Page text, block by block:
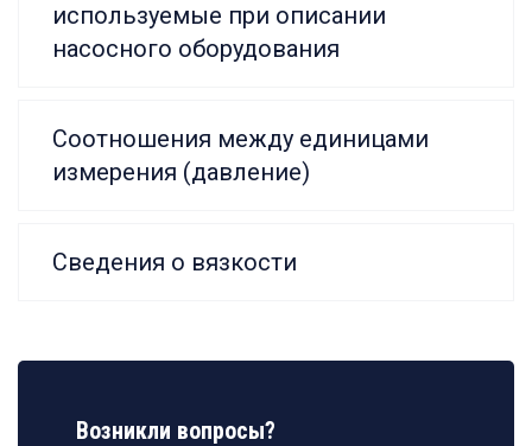
используемые при описании
насосного оборудования
Соотношения между единицами
измерения (давление)
Сведения о вязкости
Возникли вопросы?